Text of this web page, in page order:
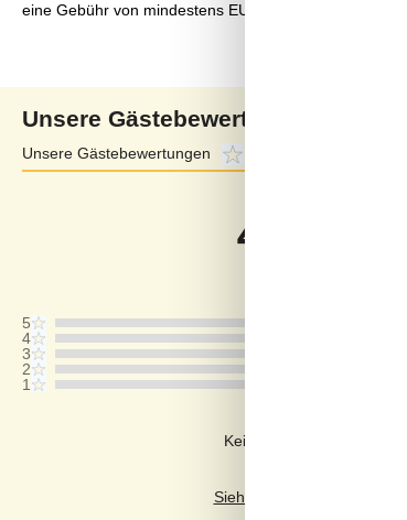
eine Gebühr von mindestens EUR 420,- erhoben.
Unsere Gästebewertungen
Unsere Gästebewertungen
4,0
5
4
3
2
1
Keine Bewertungen
Siehe stattdessen 22